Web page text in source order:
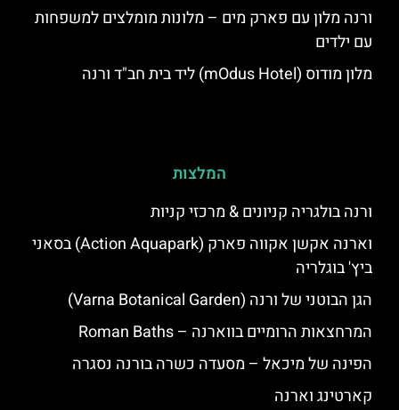
ורנה מלון עם פארק מים – מלונות מומלצים למשפחות
עם ילדים
מלון מודוס (mOdus Hotel) ליד בית חב"ד ורנה
המלצות
ורנה בולגריה קניונים & מרכזי קניות
וארנה אקשן אקווה פארק (Action Aquapark) בסאני
ביץ' בוגלריה
הגן הבוטני של ורנה (Varna Botanical Garden)
המרחצאות הרומיים בווארנה – Roman Baths
הפינה של מיכאל – מסעדה כשרה בורנה נסגרה
קארטינג וארנה